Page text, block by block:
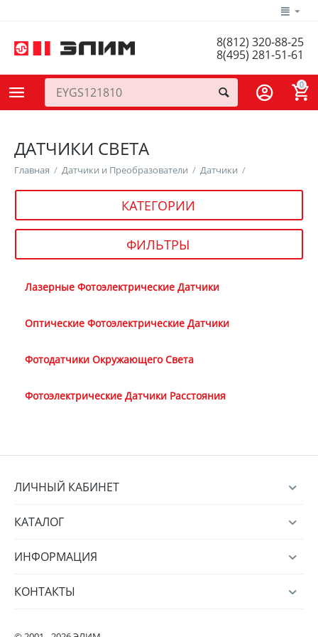
8(812) 320-88-25
8(495) 281-51-61
0
ДАТЧИКИ СВЕТА
Главная / Датчики и Преобразователи / Датчики /
КАТЕГОРИИ
ФИЛЬТРЫ
Лазерные Фотоэлектрические Датчики
Оптические Фотоэлектрические Датчики
Фотодатчики Окружающего Света
Фотоэлектрические Датчики Расстояния
ЛИЧНЫЙ КАБИНЕТ
КАТАЛОГ
ИНФОРМАЦИЯ
КОНТАКТЫ